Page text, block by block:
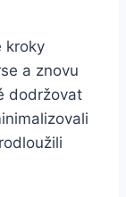
kroky
a znovu
dodržovat